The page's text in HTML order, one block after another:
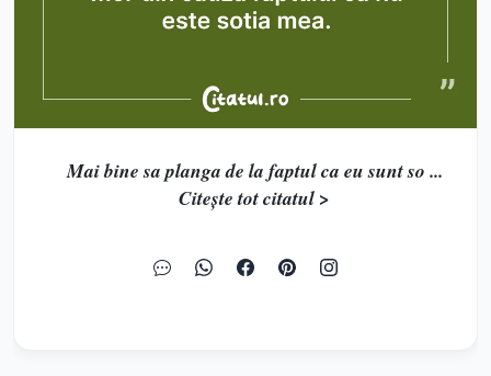
Mai bine sa planga de la faptul ca eu sunt so ...
Citește tot citatul >